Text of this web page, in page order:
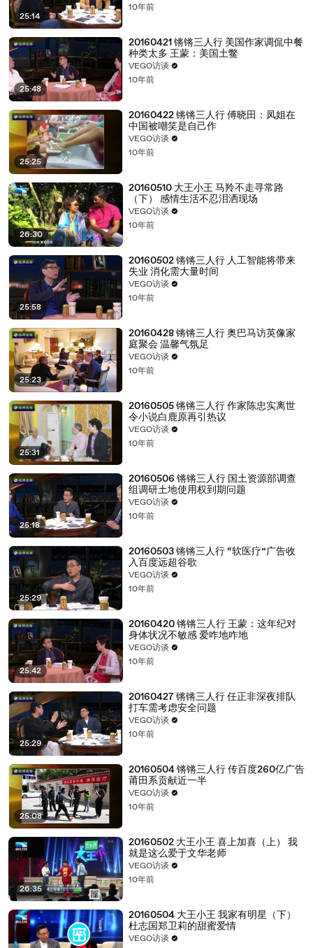
25:14
10年前
25:48
20160421 锵锵三人行 美国作家调侃中餐
种类太多 王蒙：美国土鳖
VEGO访谈
10年前
25:25
20160422 锵锵三人行 傅晓田：凤姐在
中国被嘲笑是自己作
VEGO访谈
10年前
26:30
20160510 大王小王 马羚不走寻常路
（下） 感情生活不忍泪洒现场
VEGO访谈
10年前
25:58
20160502 锵锵三人行 人工智能将带来
失业 消化需大量时间
VEGO访谈
10年前
25:23
20160428 锵锵三人行 奥巴马访英像家
庭聚会 温馨气氛足
VEGO访谈
10年前
25:31
20160505 锵锵三人行 作家陈忠实离世
令小说白鹿原再引热议
VEGO访谈
10年前
25:18
20160506 锵锵三人行 国土资源部调查
组调研土地使用权到期问题
VEGO访谈
10年前
25:29
20160503 锵锵三人行 “软医疗”广告收
入百度远超谷歌
VEGO访谈
10年前
25:42
20160420 锵锵三人行 王蒙：这年纪对
身体状况不敏感 爱咋地咋地
VEGO访谈
10年前
25:29
20160427 锵锵三人行 任正非深夜排队
打车需考虑安全问题
VEGO访谈
10年前
25:08
20160504 锵锵三人行 传百度260亿广告
莆田系贡献近一半
VEGO访谈
10年前
26:35
20160502 大王小王 喜上加喜（上） 我
就是这么爱于文华老师
VEGO访谈
10年前
20160504 大王小王 我家有明星（下）
杜志国郑卫莉的甜蜜爱情
VEGO访谈